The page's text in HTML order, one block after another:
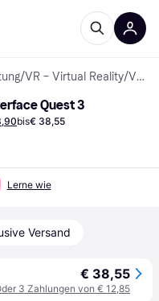
/VR – Virtual Reality/ VR-Zubehör
Quest 3
bis€ 38,55
Lerne wie
Versand
€ 38,55
3 Zahlungen von € 12,85